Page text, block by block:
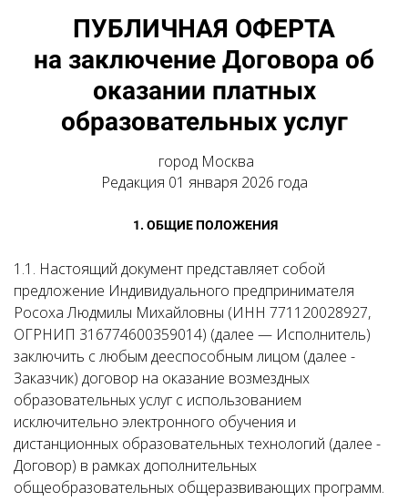
ПУБЛИЧНАЯ ОФЕРТА
на заключение Договора об
оказании платных
образовательных услуг
город Москва
Редакция 01 января 2026 года
1. ОБЩИЕ ПОЛОЖЕНИЯ
1.1. Настоящий документ представляет собой
предложение Индивидуального предпринимателя
Росоха Людмилы Михайловны (ИНН 771120028927,
ОГРНИП 316774600359014) (далее — Исполнитель)
заключить с любым дееспособным лицом (далее -
Заказчик) договор на оказание возмездных
образовательных услуг с использованием
исключительно электронного обучения и
дистанционных образовательных технологий (далее -
Договор) в рамках дополнительных
общеобразовательных общеразвивающих программ.